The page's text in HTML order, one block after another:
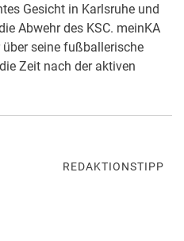
Gesicht in Karlsruhe und
Abwehr des KSC. meinKA
seine fußballerische
Zeit nach der aktiven
REDAKTIONSTIPP